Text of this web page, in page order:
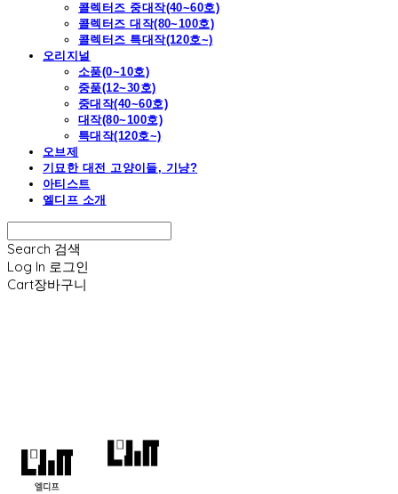
콜렉터즈 중대작(40~60호)
콜렉터즈 대작(80~100호)
콜렉터즈 특대작(120호~)
오리지널
소품(0~10호)
중품(12~30호)
중대작(40~60호)
대작(80~100호)
특대작(120호~)
오브제
기묘한 대전 고양이들, 기냥?
아티스트
엘디프 소개
Search 검색
Log In 로그인
Cart장바구니